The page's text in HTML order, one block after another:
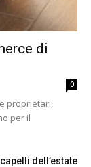
di
0
proprietari,
per il
dell’estate